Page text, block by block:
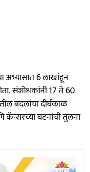
अभ्यासात 6 लाखांहून
संशोधकांनी 17 ते 60
बदलांचा दीर्घकाळ
कॅन्सरच्या घटनांची तुलना